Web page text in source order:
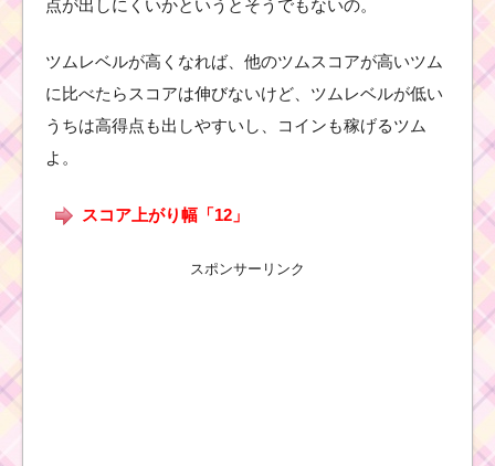
点が出しにくいかというとそうでもないの。
ツムレベルが高くなれば、他のツムスコアが高いツム
に比べたらスコアは伸びないけど、ツムレベルが低い
うちは高得点も出しやすいし、コインも稼げるツム
よ。
スコア上がり幅「12」
スポンサーリンク